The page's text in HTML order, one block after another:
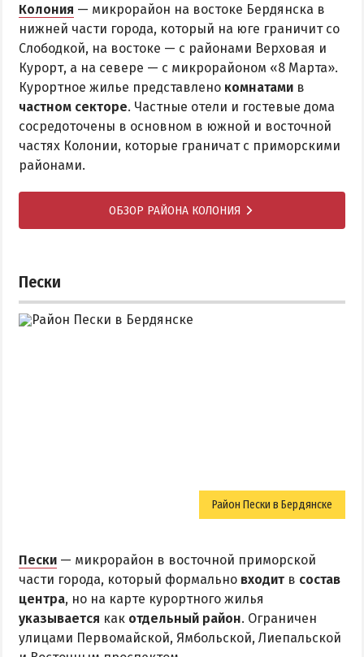
Колония — микрорайон на востоке Бердянска в
нижней части города, который на юге граничит со
Слободкой, на востоке — с районами Верховая и
Курорт, а на севере — с микрорайоном «8 Марта».
Курортное жилье представлено комнатами в
частном секторе. Частные отели и гостевые дома
сосредоточены в основном в южной и восточной
частях Колонии, которые граничат с приморскими
районами.
ОБЗОР РАЙОНА КОЛОНИЯ
Пески
Район Пески в Бердянске
Пески — микрорайон в восточной приморской
части города, который формально входит в состав
центра, но на карте курортного жилья
указывается как отдельный район. Ограничен
улицами Первомайской, Ямбольской, Лиепальской